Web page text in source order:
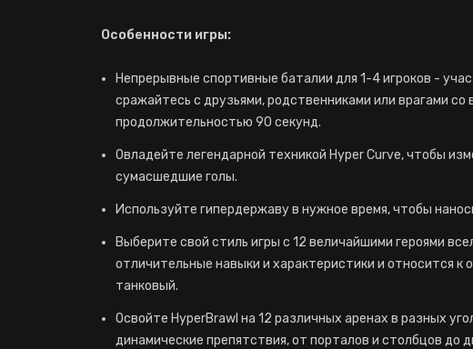
Особенности игры:
Непрерывные спортивные баталии для 1-4 игроков -
сражайтесь с друзьями, родственниками или врагами со
продолжительностью 90 секунд.
Овладейте легендарной техникой Hyper Curve, чтобы
сумасшедшие голы.
Используйте гипердержаву в нужное время, чтобы
Выберите свой стиль игры с 12 величайшими героями
отличительные навыки и характеристики и относится к
танковый.
Освойте HyperBrawl на 12 различных аренах в разных
динамические препятствия, от порталов и столбцов до